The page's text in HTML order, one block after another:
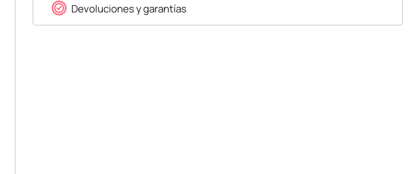
Devoluciones y garantías